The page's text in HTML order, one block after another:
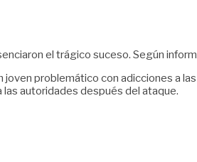
el trágico suceso. Según
joven problemático con adicciones a
autoridades después del ataque.